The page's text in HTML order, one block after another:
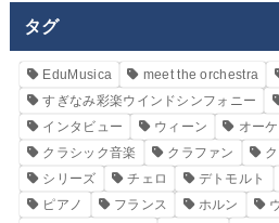
タグ
EduMusica meet the orchestra
すぎなみ彩楽ウインドシンフォニー
インタビュー
ウィーン オー
クラシック音楽
クラファン
シリーズ
チェロ デトモルト
ピアノ
フランス ホルン